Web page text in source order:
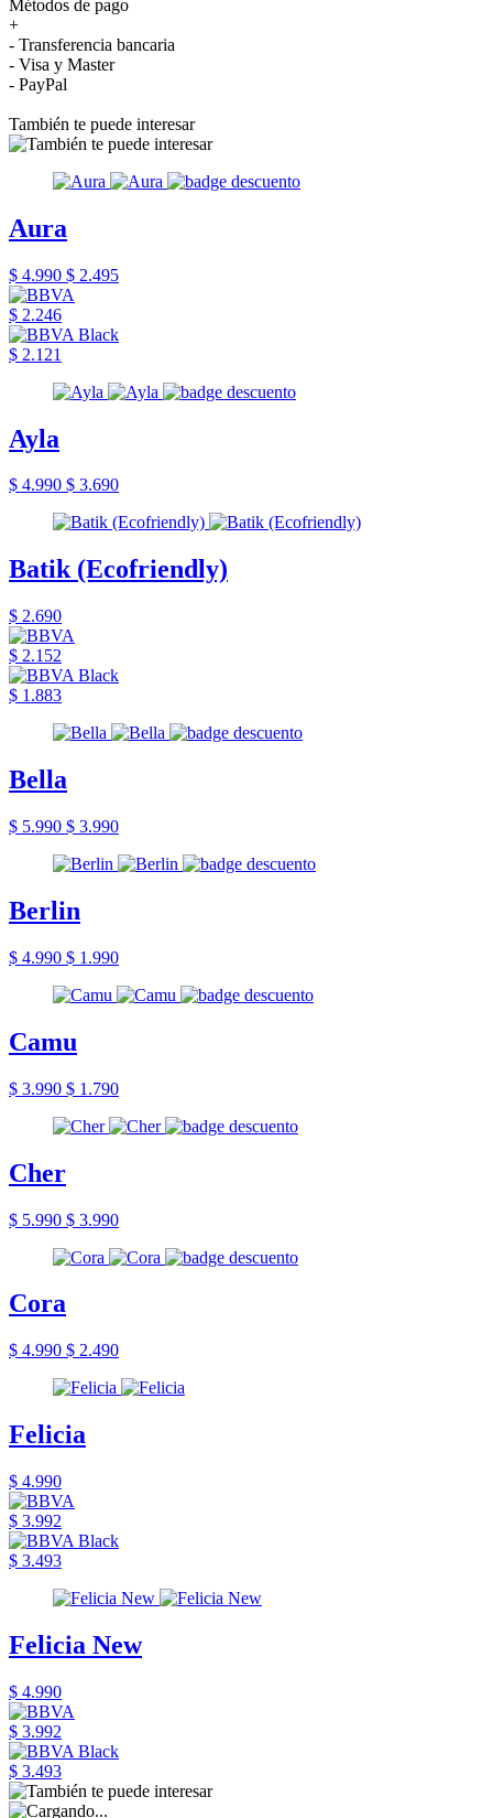
Métodos de pago
+
- Transferencia bancaria
- Visa y Master
- PayPal
También te puede interesar
Aura
$ 4.990 $ 2.495
$ 2.246
$ 2.121
Ayla
$ 4.990 $ 3.690
Batik (Ecofriendly)
$ 2.690
$ 2.152
$ 1.883
Bella
$ 5.990 $ 3.990
Berlin
$ 4.990 $ 1.990
Camu
$ 3.990 $ 1.790
Cher
$ 5.990 $ 3.990
Cora
$ 4.990 $ 2.490
Felicia
$ 4.990
$ 3.992
$ 3.493
Felicia New
$ 4.990
$ 3.992
$ 3.493